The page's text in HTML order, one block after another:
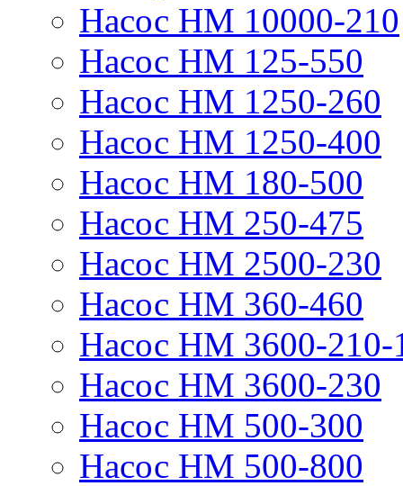
Насос НМ 10000-210
Насос НМ 125-550
Насос НМ 1250-260
Насос НМ 1250-400
Насос НМ 180-500
Насос НМ 250-475
Насос НМ 2500-230
Насос НМ 360-460
Насос НМ 3600-210-
Насос НМ 3600-230
Насос НМ 500-300
Насос НМ 500-800